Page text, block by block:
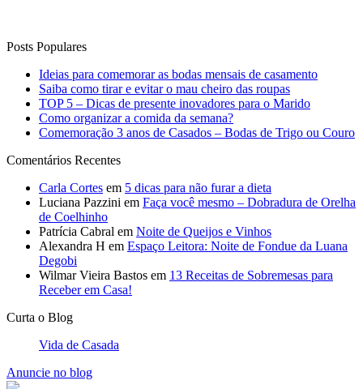
Posts Populares
Ideias para comemorar as bodas mensais de casamento
Saiba como tirar e evitar o mau cheiro das roupas
TOP 5 – Dicas de presente inovadores para o Marido
Como organizar a comida da semana?
Comemoração 3 anos de Casados – Bodas de Trigo ou Couro
Comentários Recentes
Carla Cortes em 5 dicas para não furar a dieta
Luciana Pazzini em Faça você mesmo – Dobradura de Orelha
de Coelhinho
Patrícia Cabral em Noite de Queijos e Vinhos
Alexandra H em Espaço Leitora: Noite de Fondue da Luana
Degobi
Wilmar Vieira Bastos em 13 Receitas de Sobremesas para
Receber em Casa!
Curta o Blog
Vida de Casada
Anuncie no blog